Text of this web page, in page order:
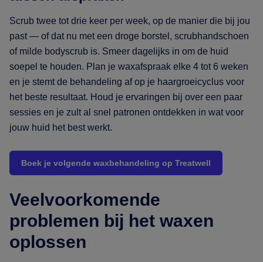
Scrub twee tot drie keer per week, op de manier die bij jou
past — of dat nu met een droge borstel, scrubhandschoen
of milde bodyscrub is. Smeer dagelijks in om de huid
soepel te houden. Plan je waxafspraak elke 4 tot 6 weken
en je stemt de behandeling af op je haargroeicyclus voor
het beste resultaat. Houd je ervaringen bij over een paar
sessies en je zult al snel patronen ontdekken in wat voor
jouw huid het best werkt.
Boek je volgende waxbehandeling op Treatwell
Veelvoorkomende
problemen bij het waxen
oplossen